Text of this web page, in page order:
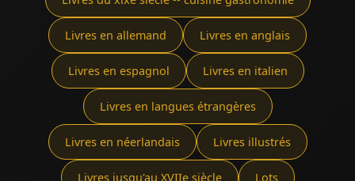
Livres en allemand Livres en anglais
Livres en espagnol Livres en italien
Livres en langues étrangères
Livres en néerlandais Livres illustrés
Livres jusqu'au XVIIe siècle Lots